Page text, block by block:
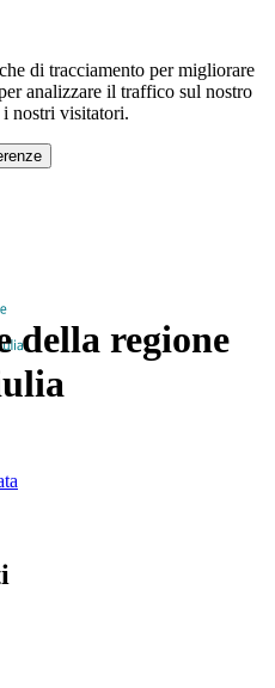
di tracciamento per migliorare
analizzare il traffico sul nostro
i nostri visitatori.
della regione